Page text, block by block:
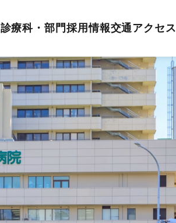
診療科・部門 採用情報交通アクセス